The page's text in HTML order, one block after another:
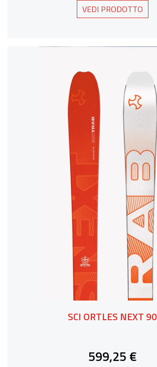
VEDI PRODOTTO
SCI ORTLES NEXT 90
599,25 €